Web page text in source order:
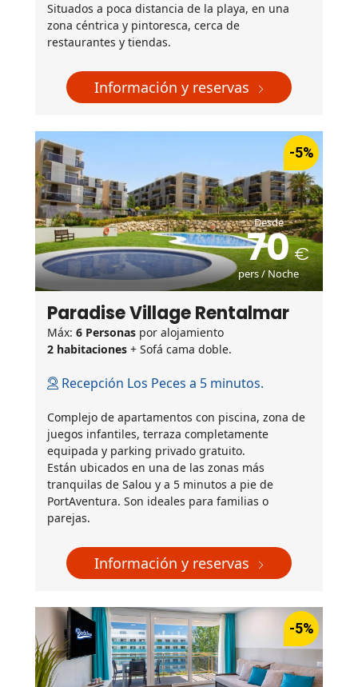
Situados a poca distancia de la playa, en una
zona céntrica y pintoresca, cerca de
restaurantes y tiendas.
Información y reservas
-5%
Desde
70
pers / Noche
Paradise Village Rentalmar
Máx: 6 Personas por alojamiento
2 habitaciones + Sofá cama doble.
Recepción Los Peces a 5 minutos.
Complejo de apartamentos con piscina, zona de
juegos infantiles, terraza completamente
equipada y parking privado gratuito.
Están ubicados en una de las zonas más
tranquilas de Salou y a 5 minutos a pie de
PortAventura. Son ideales para familias o
parejas.
Información y reservas
-5%